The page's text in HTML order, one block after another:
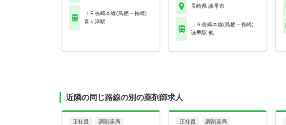
ＪＲ長崎本線(鳥栖－長崎)
喜々津駅
長崎県 諫早市
ＪＲ長崎本線(鳥栖－長崎)
諫早駅 他
近隣の同じ路線の別の薬剤師求人
正社員 調剤薬局 正社員 調剤薬局